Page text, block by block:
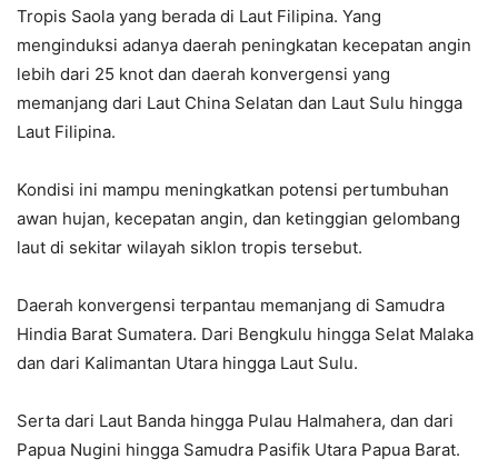
Tropis Saola yang berada di Laut Filipina. Yang
menginduksi adanya daerah peningkatan kecepatan angin
lebih dari 25 knot dan daerah konvergensi yang
memanjang dari Laut China Selatan dan Laut Sulu hingga
Laut Filipina.
Kondisi ini mampu meningkatkan potensi pertumbuhan
awan hujan, kecepatan angin, dan ketinggian gelombang
laut di sekitar wilayah siklon tropis tersebut.
Daerah konvergensi terpantau memanjang di Samudra
Hindia Barat Sumatera. Dari Bengkulu hingga Selat Malaka
dan dari Kalimantan Utara hingga Laut Sulu.
Serta dari Laut Banda hingga Pulau Halmahera, dan dari
Papua Nugini hingga Samudra Pasifik Utara Papua Barat.